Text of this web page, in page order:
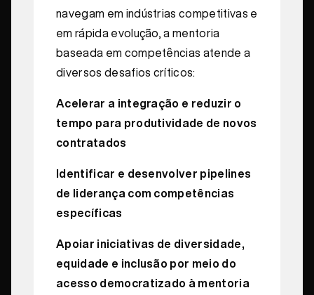
navegam em indústrias competitivas e
em rápida evolução, a mentoria
baseada em competências atende a
diversos desafios críticos:
Acelerar a integração e reduzir o
tempo para produtividade de novos
contratados
Identificar e desenvolver pipelines
de liderança com competências
específicas
Apoiar iniciativas de diversidade,
equidade e inclusão por meio do
acesso democratizado à mentoria